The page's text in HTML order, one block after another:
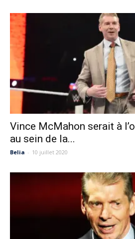
Vince McMahon serait à
au sein de la...
Belia - 10 juillet 2020